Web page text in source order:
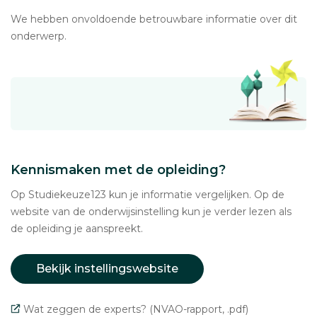
We hebben onvoldoende betrouwbare informatie over dit
onderwerp.
Kennismaken met de opleiding?
Op Studiekeuze123 kun je informatie vergelijken. Op de
website van de onderwijsinstelling kun je verder lezen als
de opleiding je aanspreekt.
Bekijk instellingswebsite
Wat zeggen de experts? (NVAO-rapport, .pdf)